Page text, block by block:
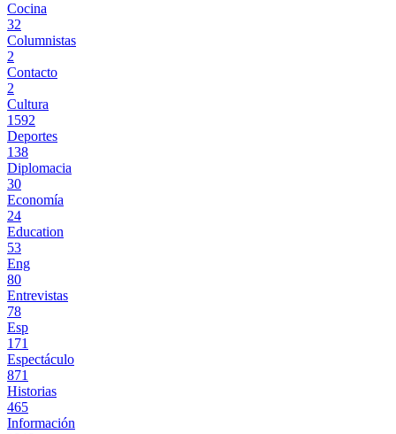
Cocina
32
Columnistas
2
Contacto
2
Cultura
1592
Deportes
138
Diplomacia
30
Economía
24
Education
53
Eng
80
Entrevistas
78
Esp
171
Espectáculo
871
Historias
465
Información